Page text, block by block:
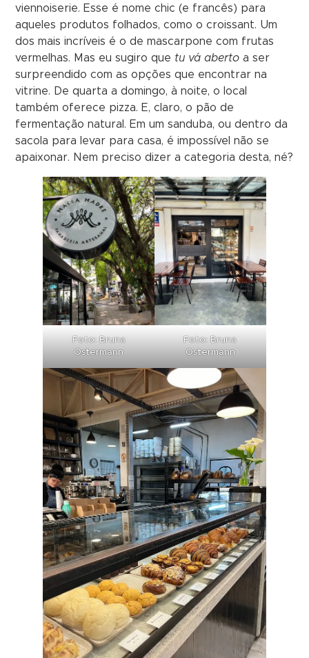
viennoiserie. Esse é nome chic (e francês) para
aqueles produtos folhados, como o croissant. Um
dos mais incríveis é o de mascarpone com frutas
vermelhas. Mas eu sugiro que tu vá abertoa ser
surpreendido com as opções que encontrar na
vitrine. De quarta a domingo, à noite, o local
também oferece pizza. E, claro, o pão de
fermentação natural. Em um sanduba, ou dentro da
sacola para levar para casa, é impossível não se
apaixonar. Nem preciso dizer a categoria desta, né?
Foto: Bruna
Ostermann
Foto: Bruna
Ostermann